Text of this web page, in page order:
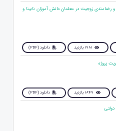
زوجيت در معلمان دانش‌ آموزان نابينا و
1781 بازدید دانلود (PDF)
1847 بازدید دانلود (PDF)